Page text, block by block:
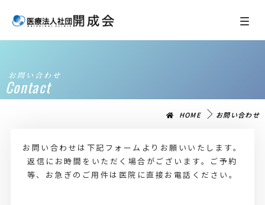
お問い合わせ
Contact
HOME お問い合わせ
お問い合わせは下記フォームよりお願いいたします。
返信にお時間をいただく場合がございます。ご予約
等、お急ぎのご用件は医院に直接お電話ください。